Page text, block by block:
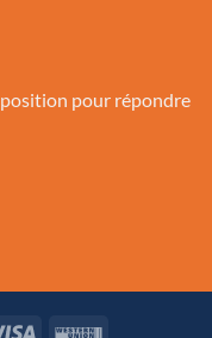
pour répondre
Visa Western